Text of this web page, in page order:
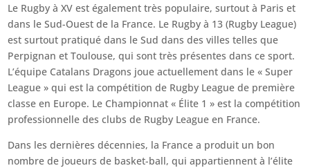
Le Rugby à XV est également très populaire, surtout à Paris et
dans le Sud-Ouest de la France. Le Rugby à 13 (Rugby League)
est surtout pratiqué dans le Sud dans des villes telles que
Perpignan et Toulouse, qui sont très présentes dans ce sport.
L’équipe Catalans Dragons joue actuellement dans le « Super
League » qui est la compétition de Rugby League de première
classe en Europe. Le Championnat « Élite 1 » est la compétition
professionnelle des clubs de Rugby League en France.
Dans les dernières décennies, la France a produit un bon
nombre de joueurs de basket-ball, qui appartiennent à l’élite